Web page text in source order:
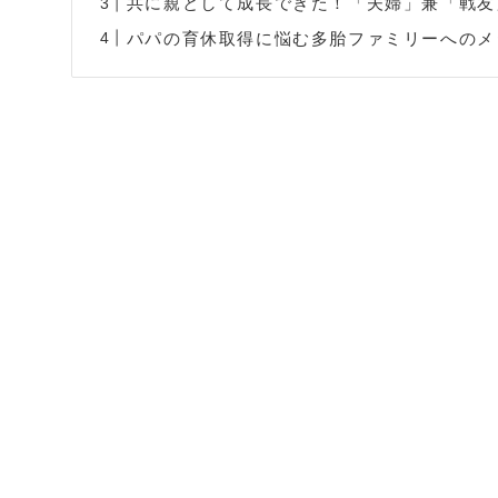
パパの育休取得に悩む多胎ファミリーへの